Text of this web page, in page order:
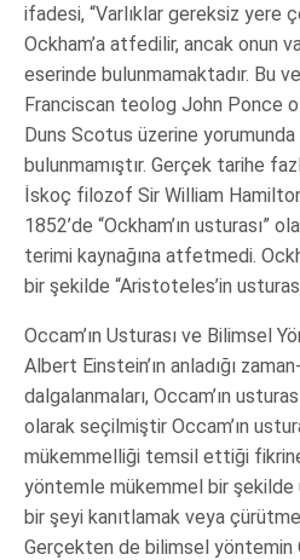
ifadesi, “Varlıklar gereksiz yere
Ockham’a atfedilir, ancak onun
eserinde bulunmamaktadır. Bu
Franciscan teolog John Ponce
Duns Scotus üzerine
bulunmamıştır. Gerçek tarihe
İskoç filozof Sir William
1852’de “Ockham’ın usturası”
terimi kaynağına atfetmedi.
bir şekilde “Aristoteles’in
Occam’ın Usturası ve Bilimsel
Albert Einstein’ın anladığı
dalgalanmaları, Occam’ın
olarak seçilmiştir Occam’ın
mükemmelliği temsil ettiği fikrine
yöntemle mükemmel bir şekilde
bir şeyi kanıtlamak veya
Gerçekten de bilimsel yöntemin